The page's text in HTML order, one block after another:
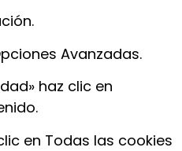
Avanzadas.
haz clic en
en Todas las cookies